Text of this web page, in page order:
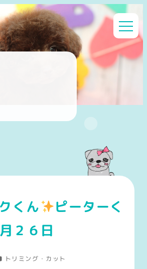
くん
ピーターく
２６日
テゴリー
トリミング・カット